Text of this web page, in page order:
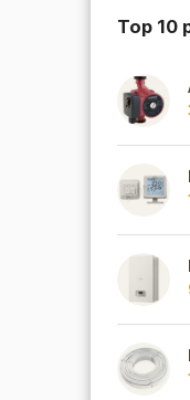
Top 10